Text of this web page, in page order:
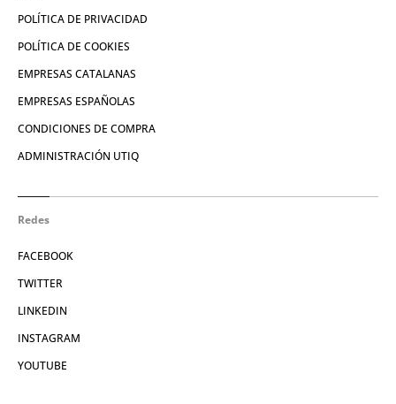
POLÍTICA DE PRIVACIDAD
POLÍTICA DE COOKIES
EMPRESAS CATALANAS
EMPRESAS ESPAÑOLAS
CONDICIONES DE COMPRA
ADMINISTRACIÓN UTIQ
Redes
FACEBOOK
TWITTER
LINKEDIN
INSTAGRAM
YOUTUBE